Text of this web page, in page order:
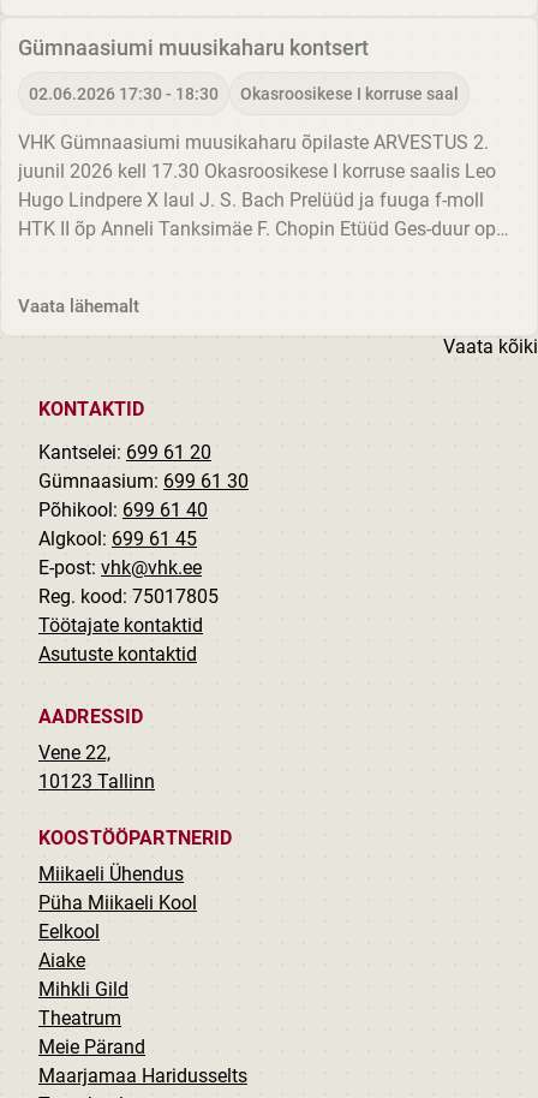
Gümnaasiumi muusikaharu kontsert
02.06.2026 17:30 - 18:30 Okasroosikese I korruse saal
VHK Gümnaasiumi muusikaharu õpilaste ARVESTUS 2.
juunil 2026 kell 17.30 Okasroosikese I korruse saalis Leo
Hugo Lindpere X laul J. S. Bach Prelüüd ja fuuga f-moll
HTK II õp Anneli Tanksimäe F. Chopin Etüüd Ges-duur op
Vaata lähemalt
Vaata kõiki
KONTAKTID
Kantselei: 699 61 20
Gümnaasium: 699 61 30
Põhikool: 699 61 40
Algkool: 699 61 45
E-post: vhk@vhk.ee
Reg. kood: 75017805
Töötajate kontaktid
Asutuste kontaktid
AADRESSID
Vene 22,
10123 Tallinn
KOOSTÖÖPARTNERID
Miikaeli Ühendus
Püha Miikaeli Kool
Eelkool
Aiake
Mihkli Gild
Theatrum
Meie Pärand
Maarjamaa Haridusselts